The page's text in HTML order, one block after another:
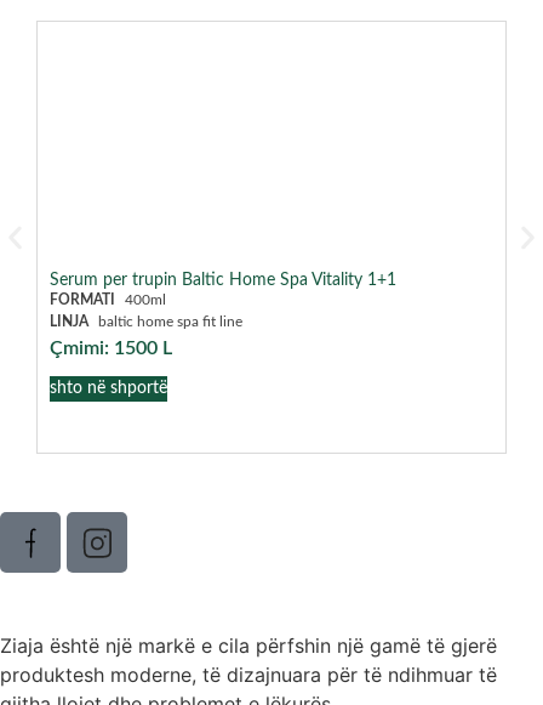
Serum per trupin Baltic Home Spa Vitality 1+1
FORMATI
400ml
LINJA
baltic home spa fit line
Çmimi: 1500 L
shto në shportë
Ziaja është një markë e cila përfshin një gamë të gjerë
produktesh moderne, të dizajnuara për të ndihmuar të